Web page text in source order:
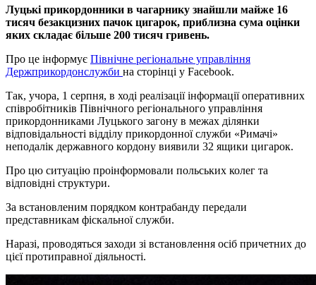
Луцькі прикордонники в чагарнику знайшли майже 16
тисяч безакцизних пачок цигарок, приблизна сума оцінки
яких складає більше 200 тисяч гривень.
Про це інформує Північне регіональне управління
Держприкордонслужби на сторінці у Facebook.
Так, учора, 1 серпня, в ході реалізації інформації оперативних
співробітників Північного регіонального управління
прикордонниками Луцького загону в межах ділянки
відповідальності відділу прикордонної служби «Римачі»
неподалік державного кордону виявили 32 ящики цигарок.
Про цю ситуацію проінформовали польських колег та
відповідні структури.
За встановленим порядком контрабанду передали
представникам фіскальної служби.
Наразі, проводяться заходи зі встановлення осіб причетних до
цієї протиправної діяльності.